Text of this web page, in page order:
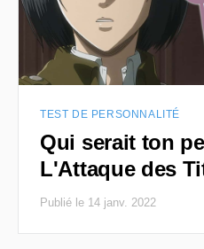
TEST DE PERSONNALITÉ
Qui serait ton
L'Attaque des
Publié le 14 janv. 2022